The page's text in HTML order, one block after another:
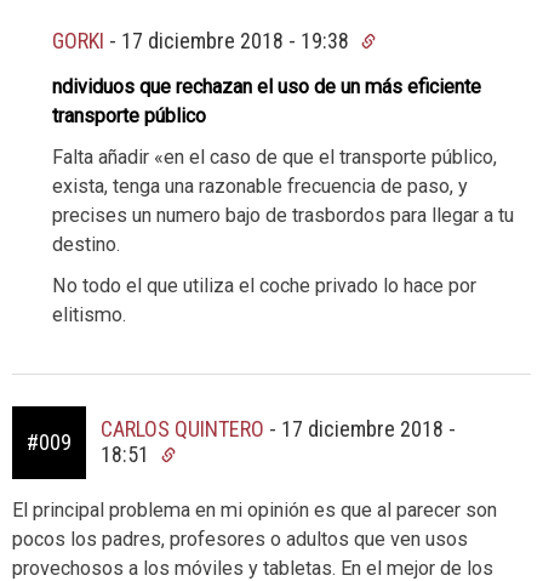
GORKI - 17 diciembre 2018 - 19:38
ndividuos que rechazan el uso de un más eficiente
transporte público
Falta añadir «en el caso de que el transporte público,
exista, tenga una razonable frecuencia de paso, y
precises un numero bajo de trasbordos para llegar a tu
destino.
No todo el que utiliza el coche privado lo hace por
elitismo.
#009
CARLOS QUINTERO - 17 diciembre 2018 -
18:51
El principal problema en mi opinión es que al parecer son
pocos los padres, profesores o adultos que ven usos
provechosos a los móviles y tabletas. En el mejor de los